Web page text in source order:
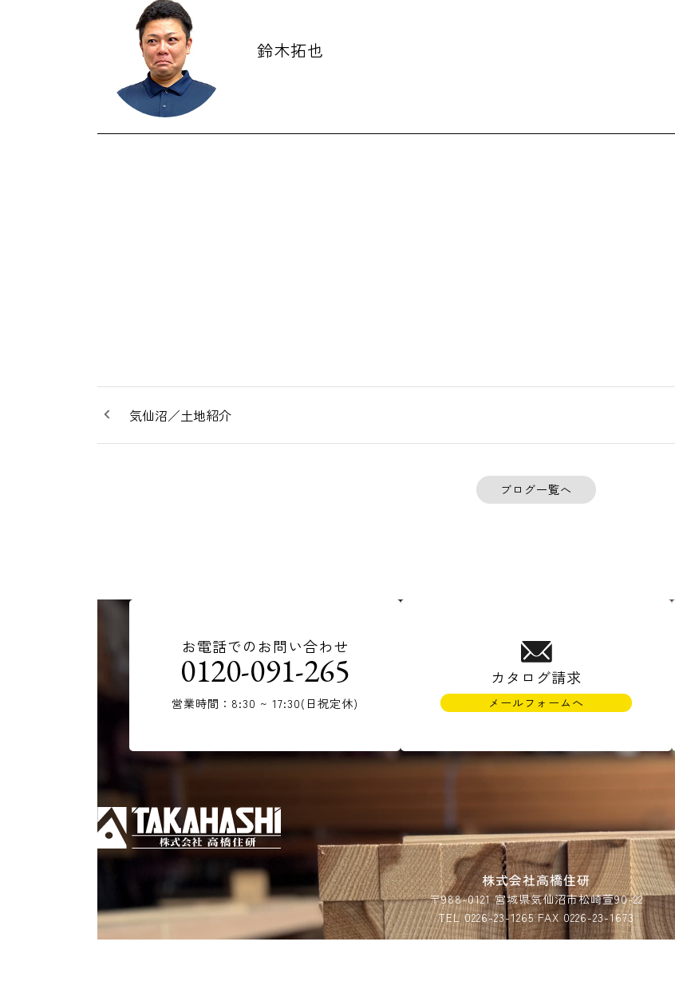
鈴木拓也
気仙沼／土地紹介
ブログ一覧へ
お電話でのお問い合わせ
0120-091-265
営業時間：8:30 ~ 17:30(日祝定休)
カタログ請求
メールフォームへ
株式会社高橋住研
〒988-0121 宮城県気仙沼市松崎萱90-22
TEL 0226-23-1265 FAX 0226-23-1673